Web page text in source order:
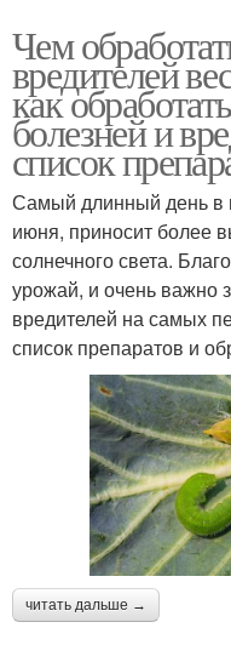
Чем
вредителей
как
болезней и
список
Самый длинный день в
июня, приносит более
солнечного света.
урожай, и очень важно
вредителей на самых
список препаратов и
читать дальше →